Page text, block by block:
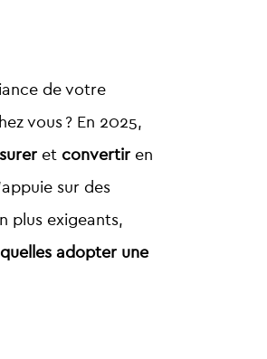
de votre
vous ? En 2025,
et convertir en
sur des
plus exigeants,
adopter une